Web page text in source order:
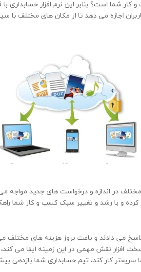
شما است؟ بنابر این نرم افزار حسابداری با
اجازه می دهد تا از مکان های مختلف با
در اندازه و درخواست های جدید مواجه می
کرده و با رشد و تغییر سبک کسب و کار شما
می دادند و باعث بروز هزینه های مختلف می
سخت افزار نقش مهمی در این زمینه ایفا می
سریعتر کار کند، تیم حسابداری شما بازدهی